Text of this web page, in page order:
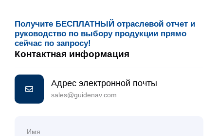
Получите БЕСПЛАТНЫЙ отраслевой отчет и
руководство по выбору продукции прямо
сейчас по запросу!
Контактная информация
Адрес электронной почты
sales@guidenav.com
Имя